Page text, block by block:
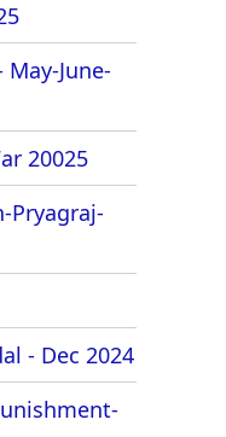
June-
20025
Pryagraj-
- Dec 2024